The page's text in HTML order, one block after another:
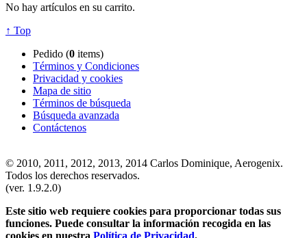
No hay artículos en su carrito.
↑ Top
Pedido (0 items)
Términos y Condiciones
Privacidad y cookies
Mapa de sitio
Términos de búsqueda
Búsqueda avanzada
Contáctenos
© 2010, 2011, 2012, 2013, 2014 Carlos Dominique, Aerogenix.
Todos los derechos reservados.
(ver. 1.9.2.0)
Este sitio web requiere cookies para proporcionar todas sus
funciones. Puede consultar la información recogida en las
cookies en nuestra Política de Privacidad.